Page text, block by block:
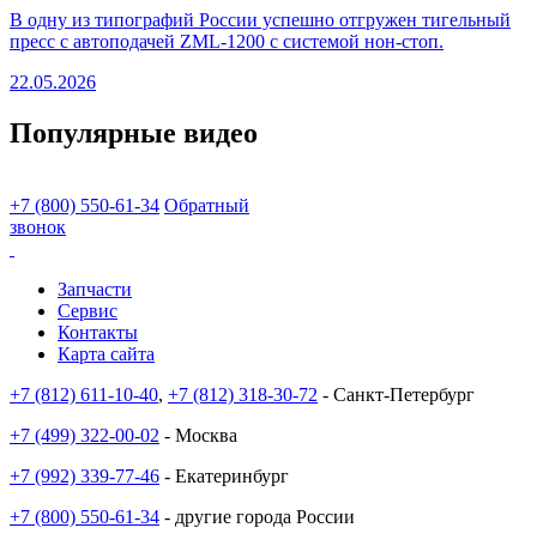
В одну из типографий России успешно отгружен тигельный
пресс с автоподачей ZML-1200 с системой нон-стоп.
22.05.2026
Популярные видео
+7 (800) 550-61-34 Обратный
звонок
Запчасти
Сервис
Контакты
Карта сайта
+7 (812) 611-10-40, +7 (812) 318-30-72 - Санкт-Петербург
+7 (499) 322-00-02 - Москва
+7 (992) 339-77-46 - Екатеринбург
+7 (800) 550-61-34 - другие города России